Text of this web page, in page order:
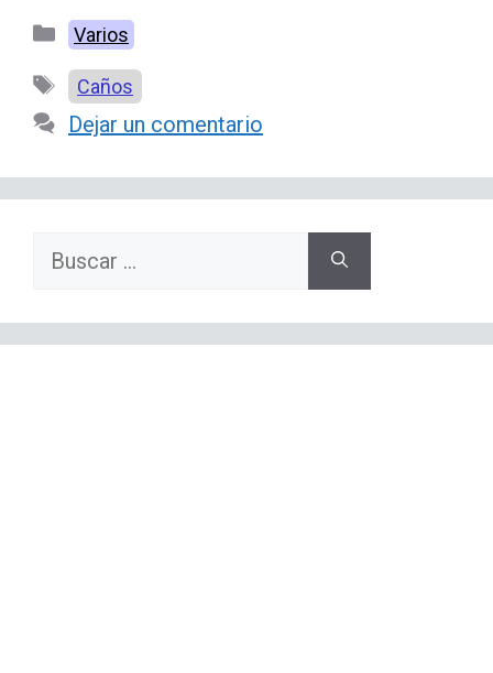
Categorías
Varios
Etiquetas
Caños
Dejar un comentario
Buscar: